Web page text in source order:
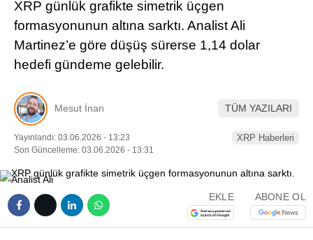
LinkedIn
XRP günlük grafikte simetrik üçgen
formasyonunun altına sarktı. Analist Ali
Martinez’e göre düşüş sürerse 1,14 dolar
hedefi gündeme gelebilir.
Mesut İnan TÜM YAZILARI
Yayınlandı: 03.06.2026 - 13:23
Son Güncelleme: 03.06.2026 - 13:31
XRP Haberleri
EKLE ABONE OL